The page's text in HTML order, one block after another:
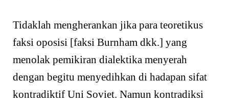
Tidaklah mengherankan jika para teoretikus
faksi oposisi [faksi Burnham dkk.] yang
menolak pemikiran dialektika menyerah
dengan begitu menyedihkan di hadapan sifat
kontradiktif Uni Soviet. Namun kontradiksi